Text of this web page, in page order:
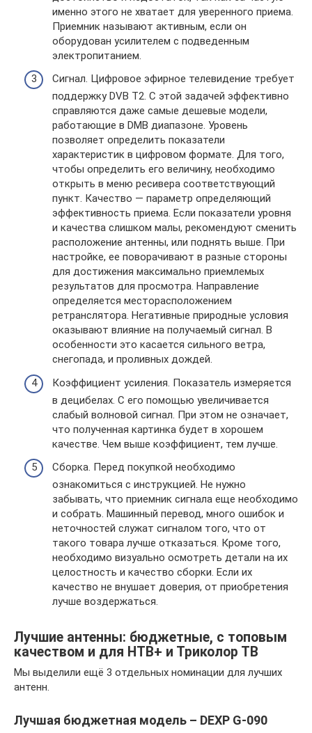
именно этого не хватает для уверенного приема.
Приемник называют активным, если он
оборудован усилителем с подведенным
электропитанием.
Сигнал. Цифровое эфирное телевидение требует
поддержку DVB T2. С этой задачей эффективно
справляются даже самые дешевые модели,
работающие в DMB диапазоне. Уровень
позволяет определить показатели
характеристик в цифровом формате. Для того,
чтобы определить его величину, необходимо
открыть в меню ресивера соответствующий
пункт. Качество — параметр определяющий
эффективность приема. Если показатели уровня
и качества слишком малы, рекомендуют сменить
расположение антенны, или поднять выше. При
настройке, ее поворачивают в разные стороны
для достижения максимально приемлемых
результатов для просмотра. Направление
определяется месторасположением
ретранслятора. Негативные природные условия
оказывают влияние на получаемый сигнал. В
особенности это касается сильного ветра,
снегопада, и проливных дождей.
Коэффициент усиления. Показатель измеряется
в децибелах. С его помощью увеличивается
слабый волновой сигнал. При этом не означает,
что полученная картинка будет в хорошем
качестве. Чем выше коэффициент, тем лучше.
Сборка. Перед покупкой необходимо
ознакомиться с инструкцией. Не нужно
забывать, что приемник сигнала еще необходимо
и собрать. Машинный перевод, много ошибок и
неточностей служат сигналом того, что от
такого товара лучше отказаться. Кроме того,
необходимо визуально осмотреть детали на их
целостность и качество сборки. Если их
качество не внушает доверия, от приобретения
лучше воздержаться.
Лучшие антенны: бюджетные, с топовым
качеством и для НТВ+ и Триколор ТВ
Мы выделили ещё 3 отдельных номинации для лучших
антенн.
Лучшая бюджетная модель – DEXP G-090